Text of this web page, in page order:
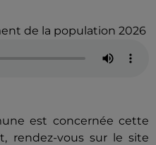
de la population 2026
est concernée cette
rendez-vous sur le site